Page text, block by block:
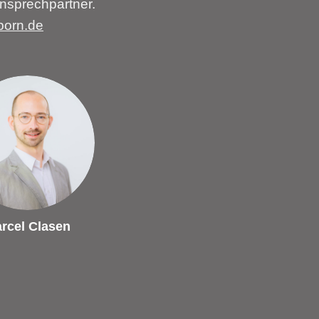
Clasen